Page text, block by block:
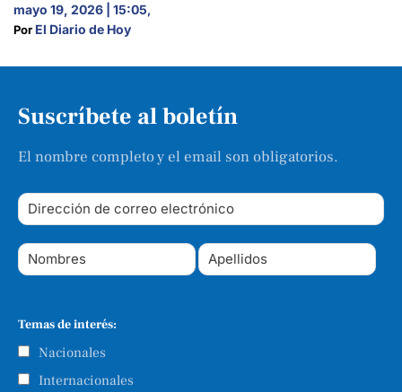
mayo 19, 2026 | 15:05,
Por El Diario de Hoy
Suscríbete al boletín
El nombre completo y el email son obligatorios.
Temas de interés:
Nacionales
Internacionales